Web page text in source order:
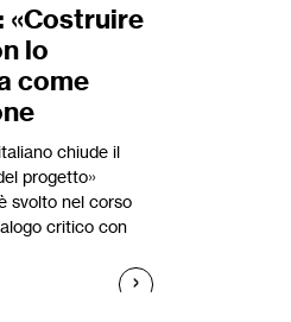
«Costruire
lo
come
chiude il
progetto»
svolto nel corso
critico con